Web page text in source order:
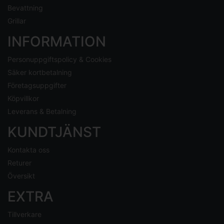
Bevattning
Grillar
INFORMATION
Personuppgiftspolicy & Cookies
Säker kortbetalning
Företagsuppgifter
Köpvillkor
Leverans & Betalning
KUNDTJÄNST
Kontakta oss
Returer
Översikt
EXTRA
Tillverkare